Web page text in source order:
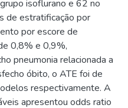
isoflurano e 62 no
de estratificação por
por escore de
0,8% e 0,9%,
pneumonia relacionada a
óbito, o ATE foi de
respectivamente. A
apresentou odds ratio